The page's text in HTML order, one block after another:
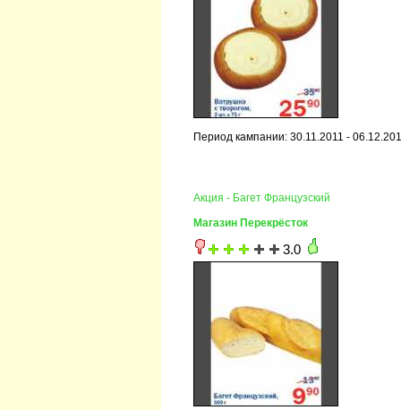
Период кампании: 30.11.2011 -
Акция - Багет Французский
Магазин Перекрёсток
3.0